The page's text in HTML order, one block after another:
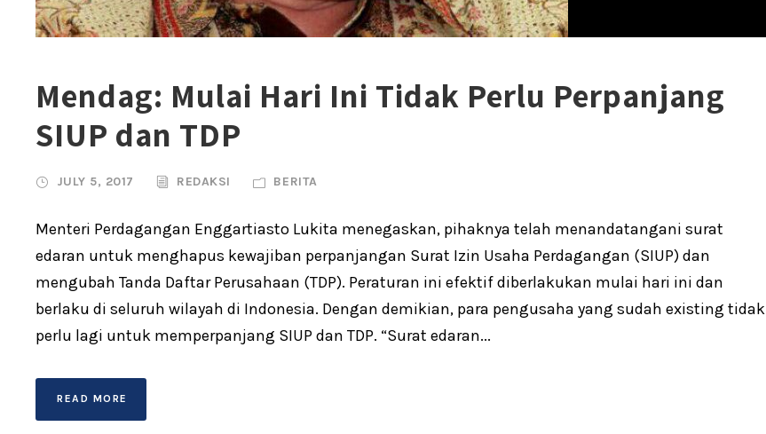
Mendag: Mulai Hari Ini Tidak Perlu Perpanjang
SIUP dan TDP
JULY 5, 2017 REDAKSI BERITA
Menteri Perdagangan Enggartiasto Lukita menegaskan, pihaknya telah menandatangani surat
edaran untuk menghapus kewajiban perpanjangan Surat Izin Usaha Perdagangan (SIUP) dan
mengubah Tanda Daftar Perusahaan (TDP). Peraturan ini efektif diberlakukan mulai hari ini dan
berlaku di seluruh wilayah di Indonesia. Dengan demikian, para pengusaha yang sudah existing tidak
perlu lagi untuk memperpanjang SIUP dan TDP. “Surat edaran...
READ MORE